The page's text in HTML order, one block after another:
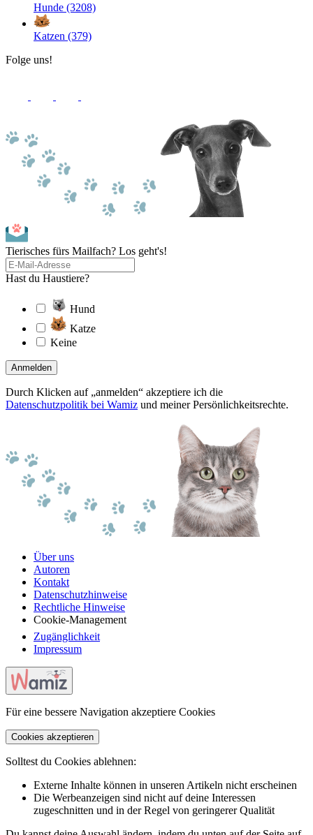
Hunde (3208)
Katzen (379)
Folge uns!
Tierisches fürs Mailfach? Los geht's!
Hast du Haustiere?
Hund
Katze
Keine
Anmelden
Durch Klicken auf „anmelden“ akzeptiere ich die
Datenschutzpolitik bei Wamiz und meiner Persönlichkeitsrechte.
Über uns
Autoren
Kontakt
Datenschutzhinweise
Rechtliche Hinweise
Cookie-Management
Zugänglichkeit
Impressum
Für eine bessere Navigation akzeptiere Cookies
Cookies akzeptieren
Solltest du Cookies ablehnen:
Externe Inhalte können in unseren Artikeln nicht erscheinen
Die Werbeanzeigen sind nicht auf deine Interessen
zugeschnitten und in der Regel von geringerer Qualität